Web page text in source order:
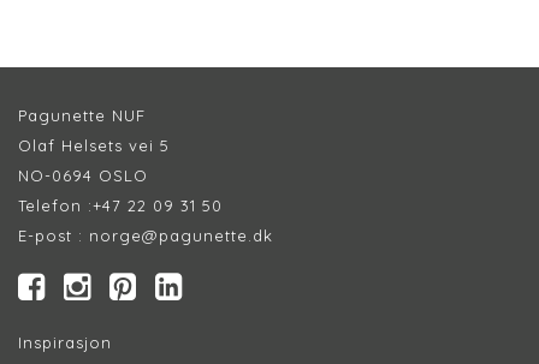
Pagunette NUF
Olaf Helsets vei 5
NO-0694 OSLO
Telefon :+47 22 09 31 50
E-post : norge@pagunette.dk
Inspirasjon